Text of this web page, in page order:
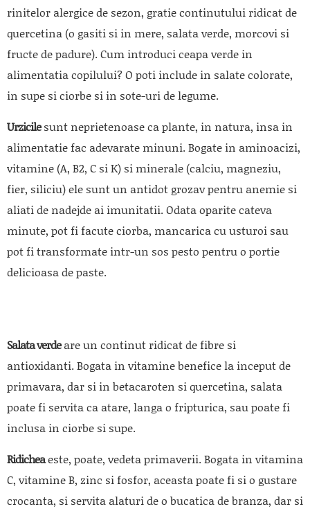
rinitelor alergice de sezon, gratie continutului ridicat de
quercetina (o gasiti si in mere, salata verde, morcovi si
fructe de padure). Cum introduci ceapa verde in
alimentatia copilului? O poti include in salate colorate,
in supe si ciorbe si in sote-uri de legume.
Urzicilesunt neprietenoase ca plante, in natura, insa in
alimentatie fac adevarate minuni. Bogate in aminoacizi,
vitamine (A, B2, C si K) si minerale (calciu, magneziu,
fier, siliciu) ele sunt un antidot grozav pentru anemie si
aliati de nadejde ai imunitatii. Odata oparite cateva
minute, pot fi facute ciorba, mancarica cu usturoi sau
pot fi transformate intr-un sos pesto pentru o portie
delicioasa de paste.
Salata verdeare un continut ridicat de fibre si
antioxidanti. Bogata in vitamine benefice la inceput de
primavara, dar si in betacaroten si quercetina, salata
poate fi servita ca atare, langa o fripturica, sau poate fi
inclusa in ciorbe si supe.
Ridicheaeste, poate, vedeta primaverii. Bogata in vitamina
C, vitamine B, zinc si fosfor, aceasta poate fi si o gustare
crocanta, si servita alaturi de o bucatica de branza, dar si